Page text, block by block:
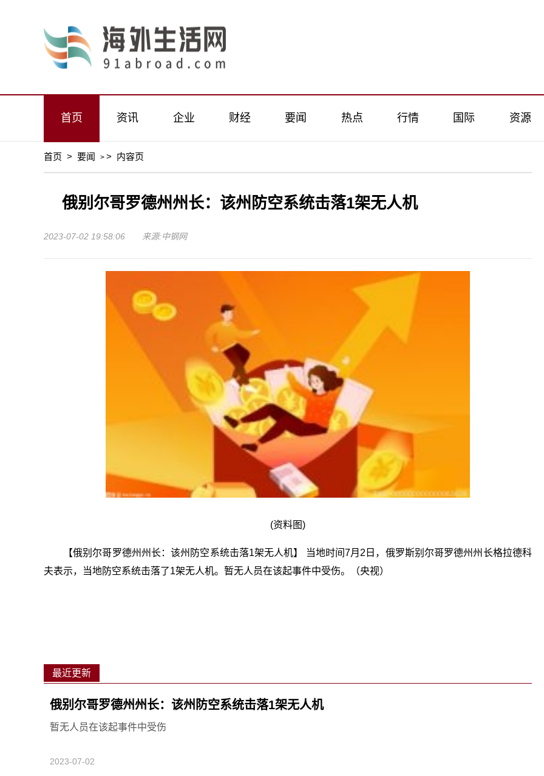
首页 资讯 企业 财经 要闻 热点 行情 国际 资源
首页 > 要闻 > > 内容页
俄别尔哥罗德州州长：该州防空系统击落1架无人机
2023-07-02 19:58:06 来源:中钢网
(资料图)
【俄别尔哥罗德州州长：该州防空系统击落1架无人机】 当地时间7月2日，俄罗斯别尔哥罗德州州长格拉德科
夫表示，当地防空系统击落了1架无人机。暂无人员在该起事件中受伤。（央视）
最近更新
俄别尔哥罗德州州长：该州防空系统击落1架无人机
暂无人员在该起事件中受伤
2023-07-02